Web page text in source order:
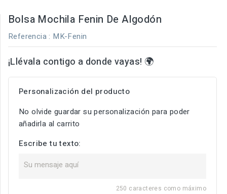
Bolsa Mochila Fenin De Algodón
Referencia : MK-Fenin
¡Llévala contigo a donde vayas! 🌍
Personalización del producto
No olvide guardar su personalización para poder
añadirla al carrito
Escribe tu texto:
250 caracteres como máximo